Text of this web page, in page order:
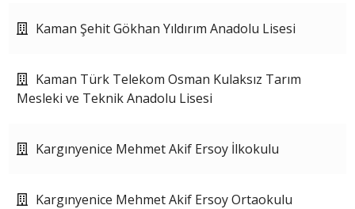
Kaman Şehit Gökhan Yıldırım Anadolu Lisesi
Kaman Türk Telekom Osman Kulaksız Tarım
Mesleki ve Teknik Anadolu Lisesi
Kargınyenice Mehmet Akif Ersoy İlkokulu
Kargınyenice Mehmet Akif Ersoy Ortaokulu